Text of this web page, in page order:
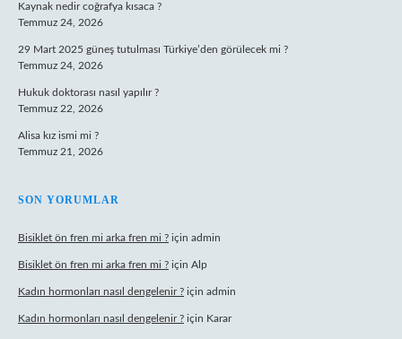
Kaynak nedir coğrafya kısaca ?
Temmuz 24, 2026
29 Mart 2025 güneş tutulması Türkiye’den görülecek mi ?
Temmuz 24, 2026
Hukuk doktorası nasıl yapılır ?
Temmuz 22, 2026
Alisa kız ismi mi ?
Temmuz 21, 2026
SON YORUMLAR
Bisiklet ön fren mi arka fren mi ? için admin
Bisiklet ön fren mi arka fren mi ? için Alp
Kadın hormonları nasıl dengelenir ? için admin
Kadın hormonları nasıl dengelenir ? için Karar